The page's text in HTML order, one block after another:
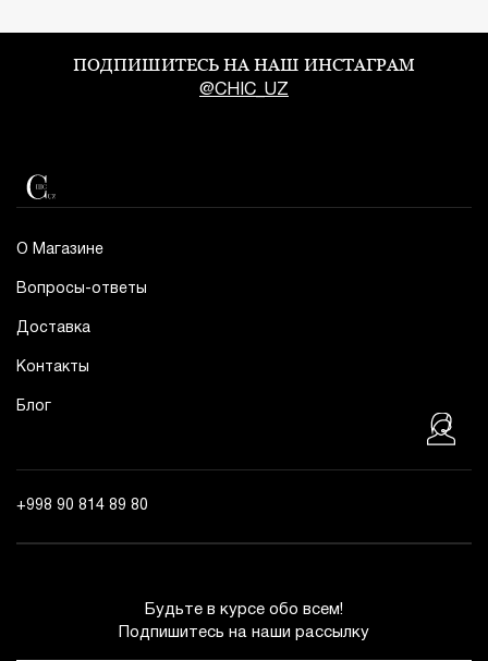
ПОДПИШИТЕСЬ НА НАШ ИНСТАГРАМ
@CHIC_UZ
О Магазине
Вопросы-ответы
Доставка
Контакты
Блог
+998 90 814 89 80
Будьте в курсе обо всем!
Подпишитесь на наши рассылку